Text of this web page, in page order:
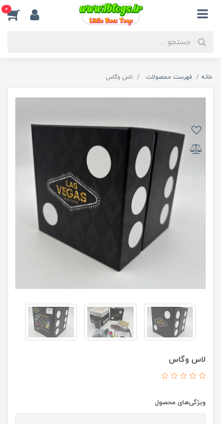
0
خانه فهرست محصولات لاس وگاس
لاس وگاس
ویژگی‌های محصول